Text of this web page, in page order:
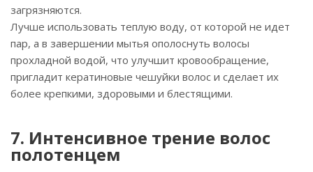
загрязняются.
Лучше использовать теплую воду, от которой не идет
пар, а в завершении мытья ополоснуть волосы
прохладной водой, что улучшит кровообращение,
пригладит кератиновые чешуйки волос и сделает их
более крепкими, здоровыми и блестящими.
7. Интенсивное трение волос
полотенцем